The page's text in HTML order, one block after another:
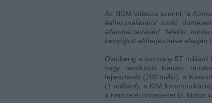
Az NGM válasza szerint"a
felhasználásáról szóló
államháztartásért felelős
benyújtott előterjesztése alapján
Októberig a kormány 57
vagy rendkívüli kiadást
fejlesztését (200 millió), a
(1 milliárd), a KIM
a nemzetei ünnepeket is, biztos